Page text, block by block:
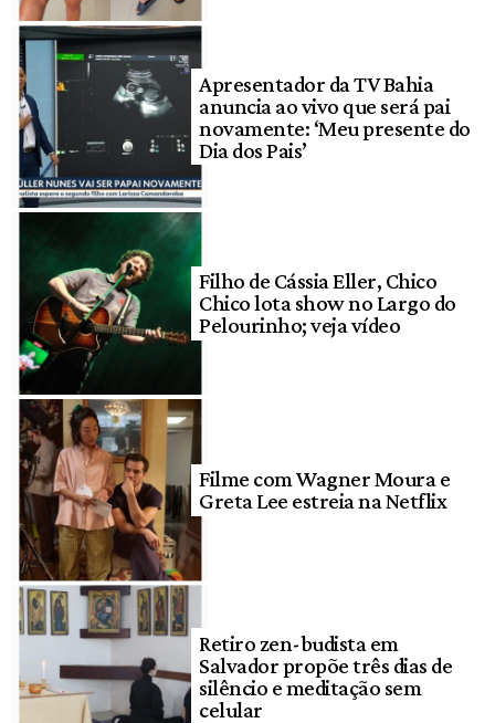
Apresentador da TV Bahia
anuncia ao vivo que será pai
novamente: ‘Meu presente do
Dia dos Pais’
Filho de Cássia Eller, Chico
Chico lota show no Largo do
Pelourinho; veja vídeo
Filme com Wagner Moura e
Greta Lee estreia na Netflix
Retiro zen-budista em
Salvador propõe três dias de
silêncio e meditação sem
celular